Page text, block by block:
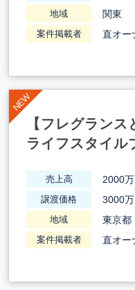
地域 関東
案件掲載者 直オー
【フレグランス
ライフスタイル
売上高 2000
譲渡価格 3000
地域 東京都
案件掲載者 直オー